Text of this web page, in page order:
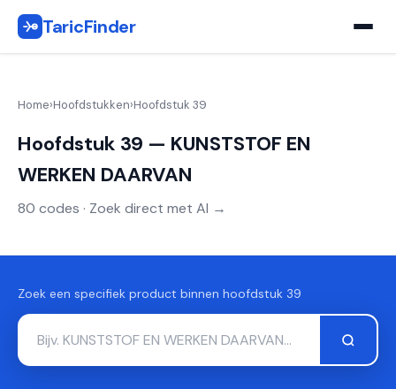
TaricFinder
Home›Hoofdstukken›Hoofdstuk 39
Hoofdstuk 39 — KUNSTSTOF EN
WERKEN DAARVAN
80 codes · Zoek direct met AI →
Zoek een specifiek product binnen hoofdstuk 39